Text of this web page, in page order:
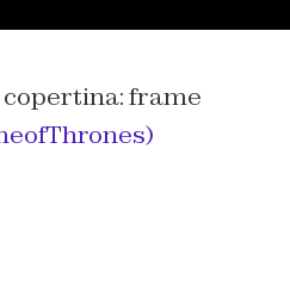
frame